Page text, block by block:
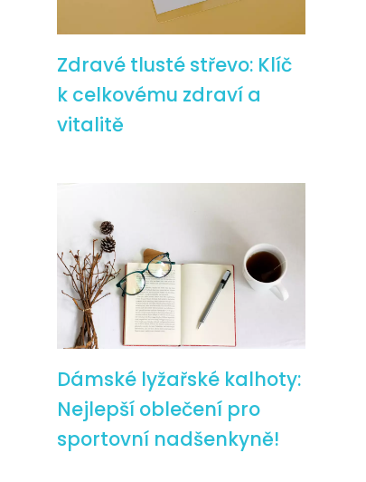
Zdravé tlusté střevo: Klíč
k celkovému zdraví a
vitalitě
Dámské lyžařské kalhoty:
Nejlepší oblečení pro
sportovní nadšenkyně!